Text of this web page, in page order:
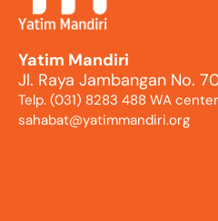
Yatim Mandiri
Jl. Raya Jambangan No.
Telp. (031) 8283 488 WA
sahabat@yatimmandiri.org